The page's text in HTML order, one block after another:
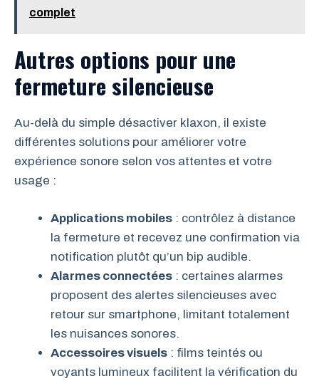
complet
Autres options pour une
fermeture silencieuse
Au-delà du simple désactiver klaxon, il existe
différentes solutions pour améliorer votre
expérience sonore selon vos attentes et votre
usage :
Applications mobiles : contrôlez à distance
la fermeture et recevez une confirmation via
notification plutôt qu’un bip audible.
Alarmes connectées : certaines alarmes
proposent des alertes silencieuses avec
retour sur smartphone, limitant totalement
les nuisances sonores.
Accessoires visuels : films teintés ou
voyants lumineux facilitent la vérification du